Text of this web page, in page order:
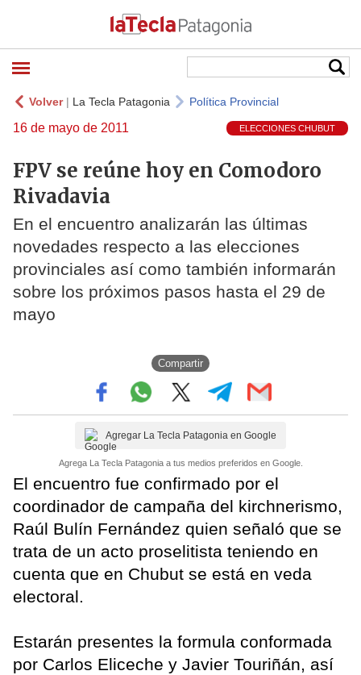
Volver| La Tecla Patagonia Política Provincial
16 de mayo de 2011 ELECCIONES CHUBUT
FPV se reúne hoy en Comodoro
Rivadavia
En el encuentro analizarán las últimas
novedades respecto a las elecciones
provinciales así como también informarán
sobre los próximos pasos hasta el 29 de
mayo
Compartir
Agregar La Tecla Patagonia en Google
Agrega La Tecla Patagonia a tus medios preferidos en Google.
El encuentro fue confirmado por el
coordinador de campaña del kirchnerismo,
Raúl Bulín Fernández quien señaló que se
trata de un acto proselitista teniendo en
cuenta que en Chubut se está en veda
electoral.
Estarán presentes la formula conformada
por Carlos Eliceche y Javier Touriñán, así